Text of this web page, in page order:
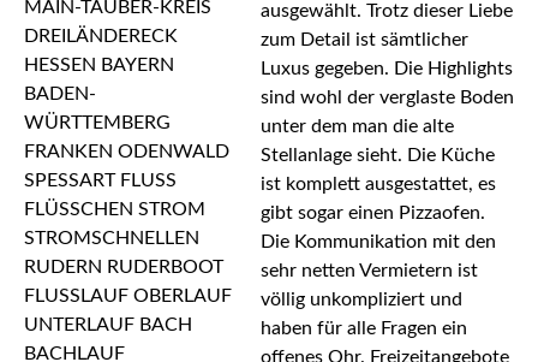
ausgewählt. Trotz dieser Liebe
zum Detail ist sämtlicher
Luxus gegeben. Die Highlights
sind wohl der verglaste Boden
unter dem man die alte
Stellanlage sieht. Die Küche
ist komplett ausgestattet, es
gibt sogar einen Pizzaofen.
Die Kommunikation mit den
sehr netten Vermietern ist
völlig unkompliziert und
haben für alle Fragen ein
offenes Ohr. Freizeitangebote